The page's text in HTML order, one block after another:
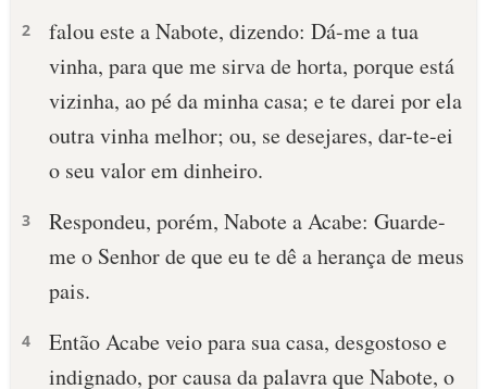
2
falou este a Nabote, dizendo: Dá-me a tua
vinha, para que me sirva de horta, porque está
vizinha, ao pé da minha casa; e te darei por ela
outra vinha melhor; ou, se desejares, dar-te-ei
o seu valor em dinheiro.
3
Respondeu, porém, Nabote a Acabe: Guarde-
me o Senhor de que eu te dê a herança de meus
pais.
4
Então Acabe veio para sua casa, desgostoso e
indignado, por causa da palavra que Nabote, o